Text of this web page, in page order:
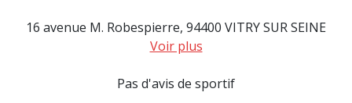
16 avenue M. Robespierre, 94400 VITRY SUR SEINE
Voir plus
Pas d'avis de sportif